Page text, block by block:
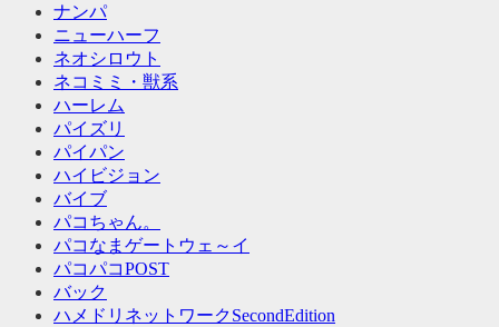
ナンパ
ニューハーフ
ネオシロウト
ネコミミ・獣系
ハーレム
パイズリ
パイパン
ハイビジョン
バイブ
パコちゃん。
パコなまゲートウェ～イ
パコパコPOST
バック
ハメドリネットワークSecondEdition